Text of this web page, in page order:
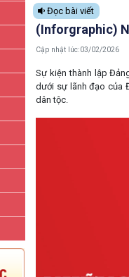
Đọc bài viết
(Inforgraphic)
Cập nhật lúc:03/02/2026
Sự kiện thành lập
dưới sự lãnh đạo của
dân tộc.